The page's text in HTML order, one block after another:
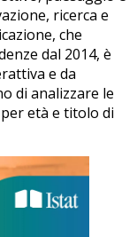
ricerca e
che
dal 2014, è
e da
di analizzare le
età e titolo di